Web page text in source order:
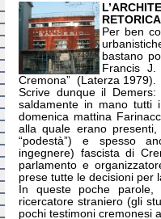
Per ben
bastano
Francis
Cremona” (Laterza 1979).
Scrive dunque il
saldamente in mano tutti
domenica mattina
alla quale erano
“podestà”) e spesso
ingegnere) fascista di
parlamento e
prese tutte le decisioni per
In queste poche parole,
ricercatore straniero (gli
pochi testimoni cremonesi